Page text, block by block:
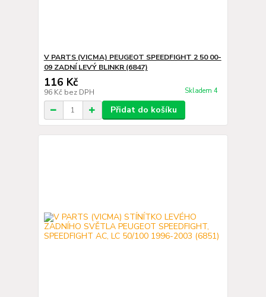
V PARTS (VICMA) PEUGEOT SPEEDFIGHT 2 50 00-
09 ZADNÍ LEVÝ BLINKR (6847)
116 Kč
96 Kč bez DPH Skladem 4
Přidat do košíku